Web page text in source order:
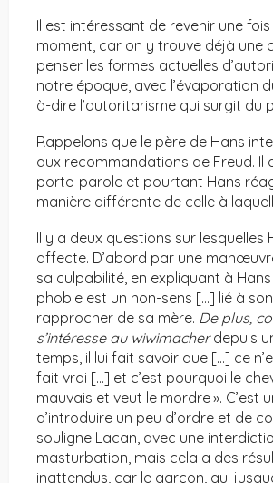
Il est intéressant de revenir une
moment, car on y trouve déjà une
penser les formes actuelles
notre époque, avec l’évaporation
à-dire l’autoritarisme qui surgit du
Rappelons que le père de Hans
aux recommandations de Freud. Il
porte-parole et pourtant Hans
manière différente de celle à
Il y a deux questions sur lesquelles
affecte. D’abord par une
sa culpabilité, en expliquant à
phobie est un non-sens […] lié à
rapprocher de sa mère. De plus,
s’intéresse au wiwimacherdepuis
temps, il lui fait savoir que […] ce
fait vrai […] et c’est pourquoi le
mauvais et veut le mordre ». C’est
d’introduire un peu d’ordre et de
souligne Lacan, avec une
masturbation, mais cela a des
inattendus, car le garçon, qui